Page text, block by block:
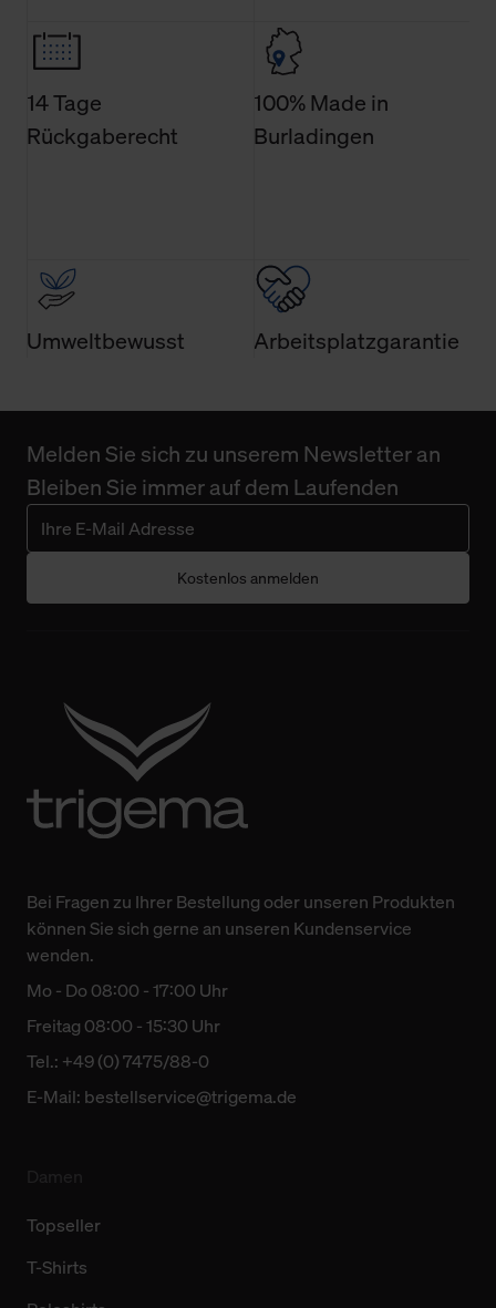
Technologien sowie die Nutzung Ihrer persönlichen Daten
finden Sie in unserer Datenschutzerklärung.
14 Tage
Rückgaberecht
100% Made in
Burladingen
Umweltbewusst Arbeitsplatzgarantie
Melden Sie sich zu unserem Newsletter an
Bleiben Sie immer auf dem Laufenden
Kostenlos anmelden
Bei Fragen zu Ihrer Bestellung oder unseren Produkten
können Sie sich gerne an unseren Kundenservice
wenden.
Mo - Do 08:00 - 17:00 Uhr
Freitag 08:00 - 15:30 Uhr
Tel.: +49 (0) 7475/88-0
E-Mail: bestellservice@trigema.de
Topseller
T-Shirts